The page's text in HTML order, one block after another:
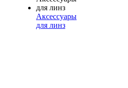
Аксессуары
для линз